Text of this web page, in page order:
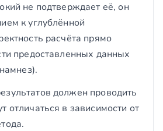
не подтверждает её, он
к углублённой
расчёта прямо
предоставленных данных
должен проводить
отличаться в зависимости от